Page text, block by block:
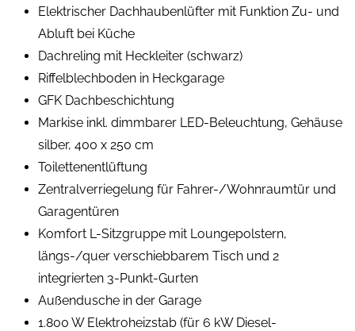
Elektrischer Dachhaubenlüfter mit Funktion Zu- und
Abluft bei Küche
Dachreling mit Heckleiter (schwarz)
Riffelblechboden in Heckgarage
GFK Dachbeschichtung
Markise inkl. dimmbarer LED-Beleuchtung, Gehäuse
silber, 400 x 250 cm
Toilettenentlüftung
Zentralverriegelung für Fahrer-/Wohnraumtür und
Garagentüren
Komfort L-Sitzgruppe mit Loungepolstern,
längs-/quer verschiebbarem Tisch und 2
integrierten 3-Punkt-Gurten
Außendusche in der Garage
1.800 W Elektroheizstab (für 6 kW Diesel-